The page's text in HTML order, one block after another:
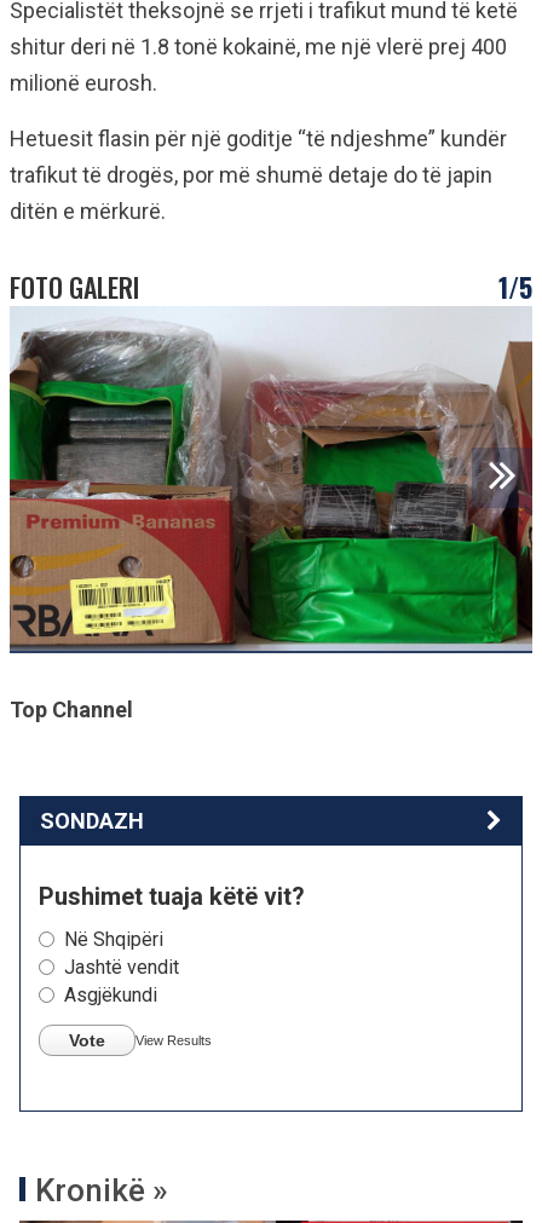
Specialistët theksojnë se rrjeti i trafikut mund të ketë
shitur deri në 1.8 tonë kokainë, me një vlerë prej 400
milionë eurosh.
Hetuesit flasin për një goditje “të ndjeshme” kundër
trafikut të drogës, por më shumë detaje do të japin
ditën e mërkurë.
FOTO GALERI 1/5
Top Channel
SONDAZH
Pushimet tuaja këtë vit?
Në Shqipëri
Jashtë vendit
Asgjëkundi
Vote View Results
Kronikë »